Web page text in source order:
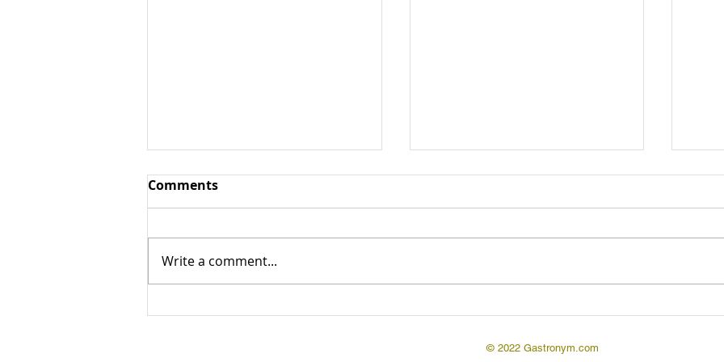
Ароматические овощи /
содержащие большое
количество эфирных масел и
Ароматизаторы
улучшения, расширения и
Comments
Write a comment...
© 2022 Gastronym.com